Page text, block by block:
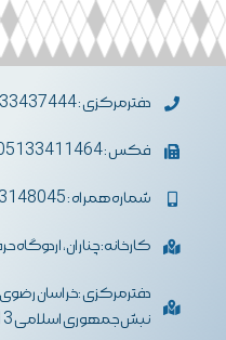
دفترمرکزی : 05133437444
فکس : 05133411464
شماره همراه : 09153148045
کارخانه: چناران، اردوگاه
دفترمرکزی :خراسان
نبش جمهوری اسلامی 13 پلاک 261